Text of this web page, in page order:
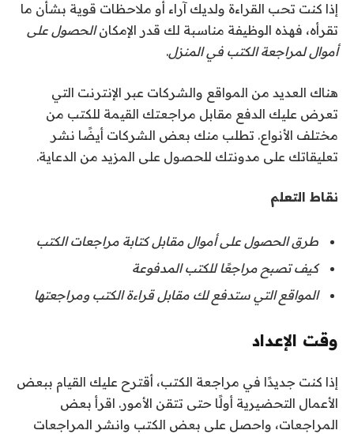
إذا كنت تحب القراءة ولديك آراء أو ملاحظات قوية بشأن ما
تقرأه، فهذه الوظيفة مناسبة لك قدر الإمكانالحصول على
أموال لمراجعة الكتب في المنزل.
هناك العديد من المواقع والشركات عبر الإنترنت التي
تعرض عليك الدفع مقابل مراجعتك القيمة للكتب من
مختلف الأنواع. تطلب منك بعض الشركات أيضًا نشر
تعليقاتك على مدونتك للحصول على المزيد من الدعاية.
نقاط التعلم
طرق الحصول على أموال مقابل كتابة مراجعات الكتب
كيف تصبح مراجعًا للكتب المدفوعة
المواقع التي ستدفع لك مقابل قراءة الكتب ومراجعتها
وقت الإعداد
إذا كنت جديدًا في مراجعة الكتب، أقترح عليك القيام ببعض
الأعمال التحضيرية أولًا حتى تتقن الأمور. اقرأ بعض
المراجعات، واحصل على بعض الكتب وانشر المراجعات